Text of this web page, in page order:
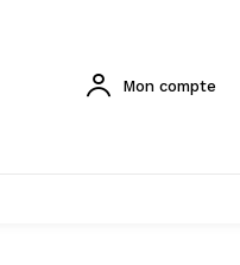
Mon compte